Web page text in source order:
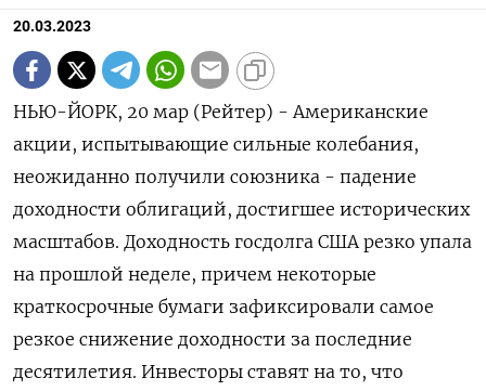
20.03.2023
НЬЮ-ЙОРК, 20 мар (Рейтер) - Американские
акции, испытывающие сильные колебания,
неожиданно получили союзника - падение
доходности облигаций, достигшее исторических
масштабов. Доходность госдолга США резко упала
на прошлой неделе, причем некоторые
краткосрочные бумаги зафиксировали самое
резкое снижение доходности за последние
десятилетия. Инвесторы ставят на то, что